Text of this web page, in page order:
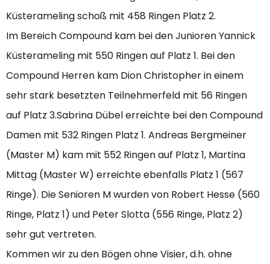
Küsterameling schoß mit 458 Ringen Platz 2.
Im Bereich Compound kam bei den Junioren Yannick
Küsterameling mit 550 Ringen auf Platz 1. Bei den
Compound Herren kam Dion Christopher in einem
sehr stark besetzten Teilnehmerfeld mit 56 Ringen
auf Platz 3.Sabrina Dübel erreichte bei den Compound
Damen mit 532 Ringen Platz 1. Andreas Bergmeiner
(Master M) kam mit 552 Ringen auf Platz 1, Martina
Mittag (Master W) erreichte ebenfalls Platz 1 (567
Ringe). Die Senioren M wurden von Robert Hesse (560
Ringe, Platz 1) und Peter Slotta (556 Ringe, Platz 2)
sehr gut vertreten.
Kommen wir zu den Bögen ohne Visier, d.h. ohne